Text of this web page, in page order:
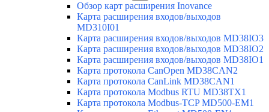
Обзор карт расширения Inovance
Карта расширения входов/выходов
MD310I01
Карта расширения входов/выходов MD38IO3
Карта расширения входов/выходов MD38IO2
Карта расширения входов/выходов MD38IO1
Карта протокола CanOpen MD38CAN2
Карта протокола CanLink MD38CAN1
Карта протокола Modbus RTU MD38TX1
Карта протокола Modbus-TCP MD500-EM1